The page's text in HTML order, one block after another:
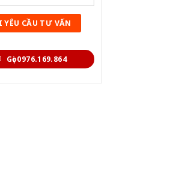
Gọi 0976.169.864